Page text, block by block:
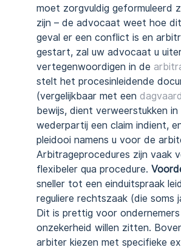
moet zorgvuldig geformuleerd
zijn – de advocaat weet hoe
geval er een conflict is en
gestart, zal uw advocaat u
vertegenwoordigen in de
stelt het procesinleidende
(vergelijkbaar met een
bewijs, dient verweerstukken in
wederpartij een claim indient,
pleidooi namens u voor de
Arbitrageprocedures zijn vaak
flexibeler qua procedure.
sneller tot een einduitspraak
reguliere rechtszaak (die soms
Dit is prettig voor
onzekerheid willen zitten.
arbiter kiezen met specifieke